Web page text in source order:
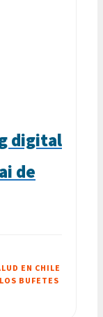
digital
de
EN CHILE
BUFETES